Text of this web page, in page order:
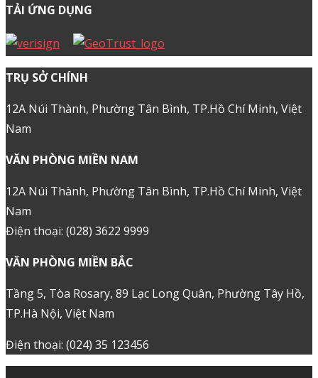
TẢI ỨNG DỤNG
TRỤ SỞ CHÍNH
12A Núi Thành, Phường Tân Bình, TP.Hồ Chí Minh, Việt
Nam
VĂN PHÒNG MIỀN NAM
12A Núi Thành, Phường Tân Bình, TP.Hồ Chí Minh, Việt
Nam
Điện thoại: (028) 3622 9999
VĂN PHÒNG MIỀN BẮC
Tầng 5, Tòa Rosary, 89 Lạc Long Quân, Phường Tây Hồ,
TP.Hà Nội, Việt Nam
Điện thoại: (024) 35 123456